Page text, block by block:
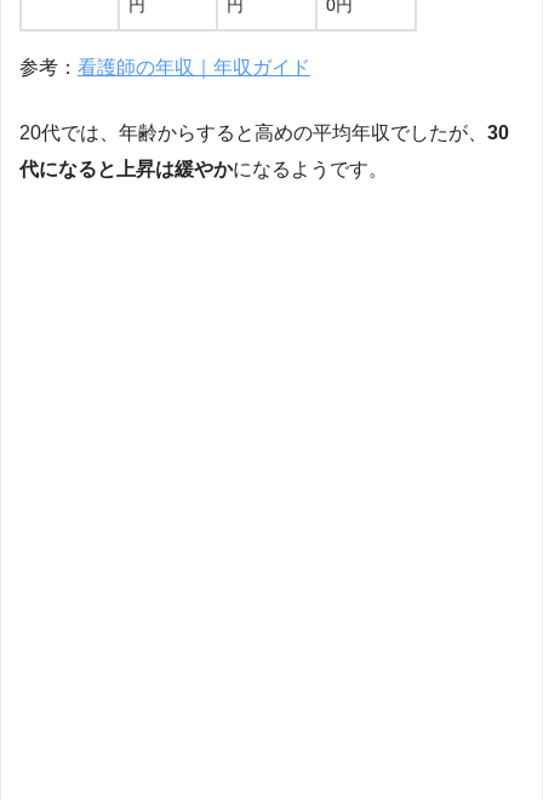
円 円 0円
参考： 看護師の年収｜年収ガイド
20代では、年齢からすると高めの平均年収でしたが、 30
代になると上昇は緩やかになるようです。